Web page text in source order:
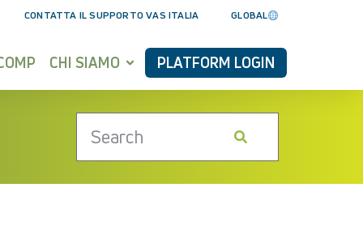
CONTATTA IL SUPPORTO VAS ITALIA GLOBAL
CHI SIAMO PLATFORM LOGIN